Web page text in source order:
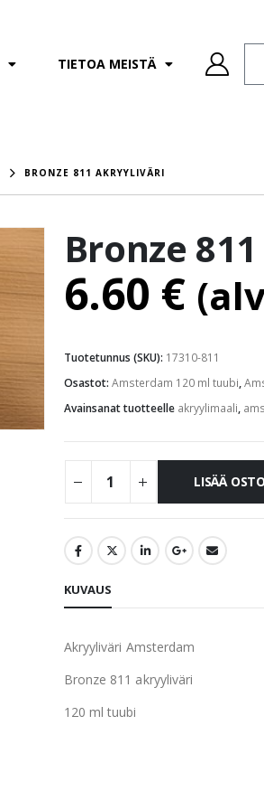
TIETOA MEISTÄ
BRONZE 811 AKRYYLIVÄRI
Bronze
6.60 €
Tuotetunnus (SKU): 17310-811
Osastot: Amsterdam 120 ml tuubi,
Avainsanat tuotteelle akryylimaali,
LISÄÄ
KUVAUS
Akryyliväri Amsterdam
Bronze 811 akryyliväri
120 ml tuubi